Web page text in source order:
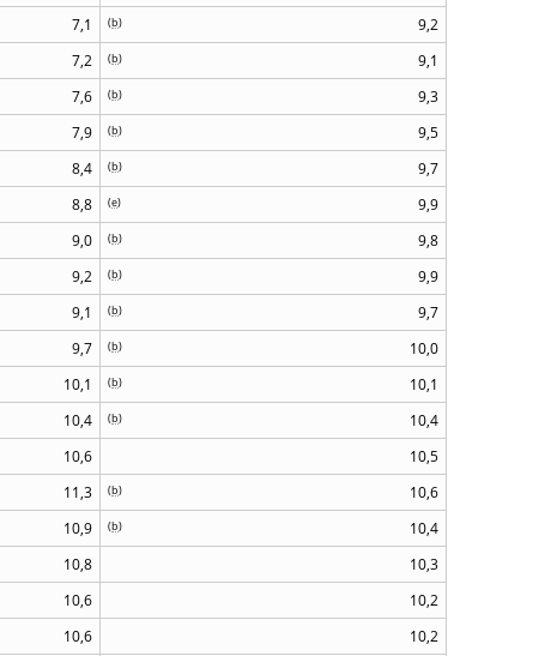
7,1 9,2
(b)
7,2 9,1
(b)
7,6 9,3
(b)
7,9 9,5
(b)
8,4 9,7
(b)
8,8 9,9
(e)
9,0 9,8
(b)
9,2 9,9
(b)
9,1 9,7
(b)
9,7 10,0
(b)
10,1 10,1
(b)
10,4 10,4
(b)
10,6
10,5
11,3 10,6
(b)
10,9 10,4
(b)
10,8
10,3
10,6
10,2
10,6
10,2